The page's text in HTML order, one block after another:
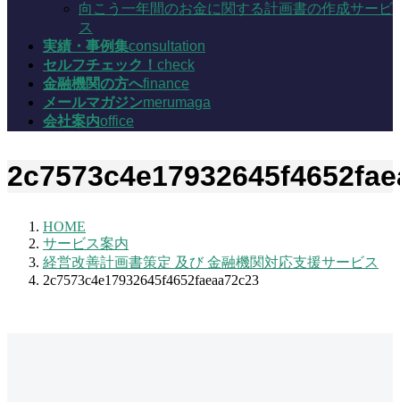
向こう一年間のお金に関する計画書の作成サービ
ス
実績・事例集consultation
セルフチェック！ check
金融機関の方へfinance
メールマガジンmerumaga
会社案内office
HOME
サービス案内
経営改善計画書策定 及び 金融機関対応支援サービス
2c7573c4e17932645f4652faeaa72c23